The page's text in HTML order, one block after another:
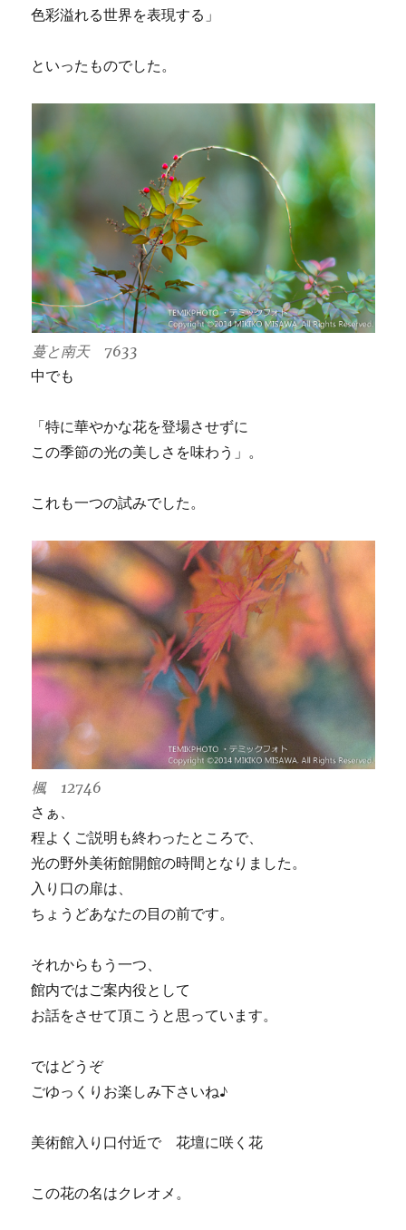
色彩溢れる世界を表現する」
といったものでした。
蔓と南天 7633
中でも
「特に華やかな花を登場させずに
この季節の光の美しさを味わう」。
これも一つの試みでした。
楓 12746
さぁ、
程よくご説明も終わったところで、
光の野外美術館開館の時間となりました。
入り口の扉は、
ちょうどあなたの目の前です。
それからもう一つ、
館内ではご案内役として
お話をさせて頂こうと思っています。
ではどうぞ
ごゆっくりお楽しみ下さいね♪
美術館入り口付近で 花壇に咲く花
この花の名はクレオメ。